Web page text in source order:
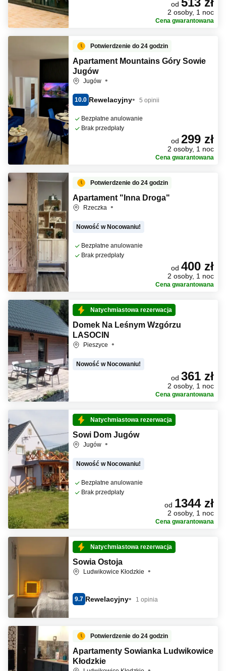
od
2 osoby, 1 noc
Cena gwarantowana
Potwierdzenie do 24 godzin
Apartament Mountains Góry Sowie
Jugów
Jugów
10.0 Rewelacyjny 5 opinii
Bezpłatne anulowanie
Brak przedpłaty
od 299 zł
2 osoby, 1 noc
Cena gwarantowana
Potwierdzenie do 24 godzin
Apartament "Inna Droga"
Rzeczka
Nowość w Nocowaniu!
Bezpłatne anulowanie
Brak przedpłaty
od 400 zł
2 osoby, 1 noc
Cena gwarantowana
Natychmiastowa rezerwacja
Domek Na Leśnym Wzgórzu
LASOCIN
Pieszyce
Nowość w Nocowaniu!
od 361 zł
2 osoby, 1 noc
Cena gwarantowana
Natychmiastowa rezerwacja
Sowi Dom Jugów
Jugów
Nowość w Nocowaniu!
Bezpłatne anulowanie
Brak przedpłaty
od 1344 zł
2 osoby, 1 noc
Cena gwarantowana
Natychmiastowa rezerwacja
Sowia Ostoja
Ludwikowice Kłodzkie
9.7 Rewelacyjny 1 opinia
Potwierdzenie do 24 godzin
Apartamenty Sowianka Ludwikowice
Kłodzkie